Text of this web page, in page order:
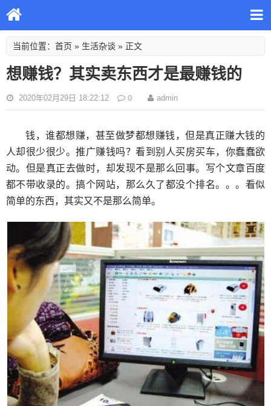
当前位置： 首页 » 生活杂谈 » 正文
想赚钱？其实卖东西才是最赚钱的
2020年02月29日 18:22:12 0 admin
钱，谁都想赚，甚至做梦都想赚钱，但是真正赚大钱的
人却很少很少。推广赚钱吗？看到别人买房买车，你蠢蠢欲
动。但是真正去做时，却发现不是那么回事。写个文章百度
都不带收录的。搞个网站，那么久了都没个排名。。。看似
简单的东西，其实又不是那么简单。